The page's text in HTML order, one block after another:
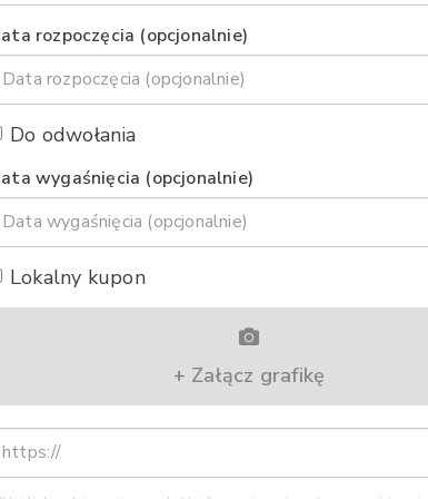
rozpoczęcia (opcjonalnie)
Do odwołania
wygaśnięcia (opcjonalnie)
Lokalny kupon
+ Załącz grafikę